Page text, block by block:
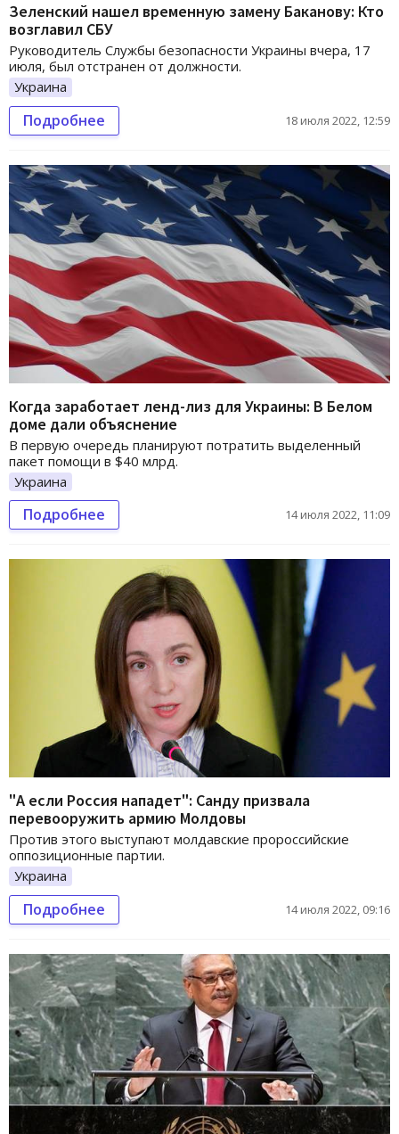
Зеленский нашел временную замену Баканову: Кто
возглавил СБУ
Руководитель Службы безопасности Украины вчера, 17
июля, был отстранен от должности.
Украина
Подробнее 18 июля 2022, 12:59
Когда заработает ленд-лиз для Украины: В Белом
доме дали объяснение
В первую очередь планируют потратить выделенный
пакет помощи в $40 млрд.
Украина
Подробнее 14 июля 2022, 11:09
"А если Россия нападет": Санду призвала
перевооружить армию Молдовы
Против этого выступают молдавские пророссийские
оппозиционные партии.
Украина
Подробнее 14 июля 2022, 09:16